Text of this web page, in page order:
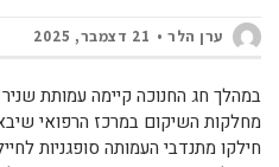
ערן הלר 21 דצמבר, 2025
במהלך חג החנוכה קיימה עמותת
מחלקות השיקום במרכז הרפואי
חילקו מתנדבי העמותה סופגניות